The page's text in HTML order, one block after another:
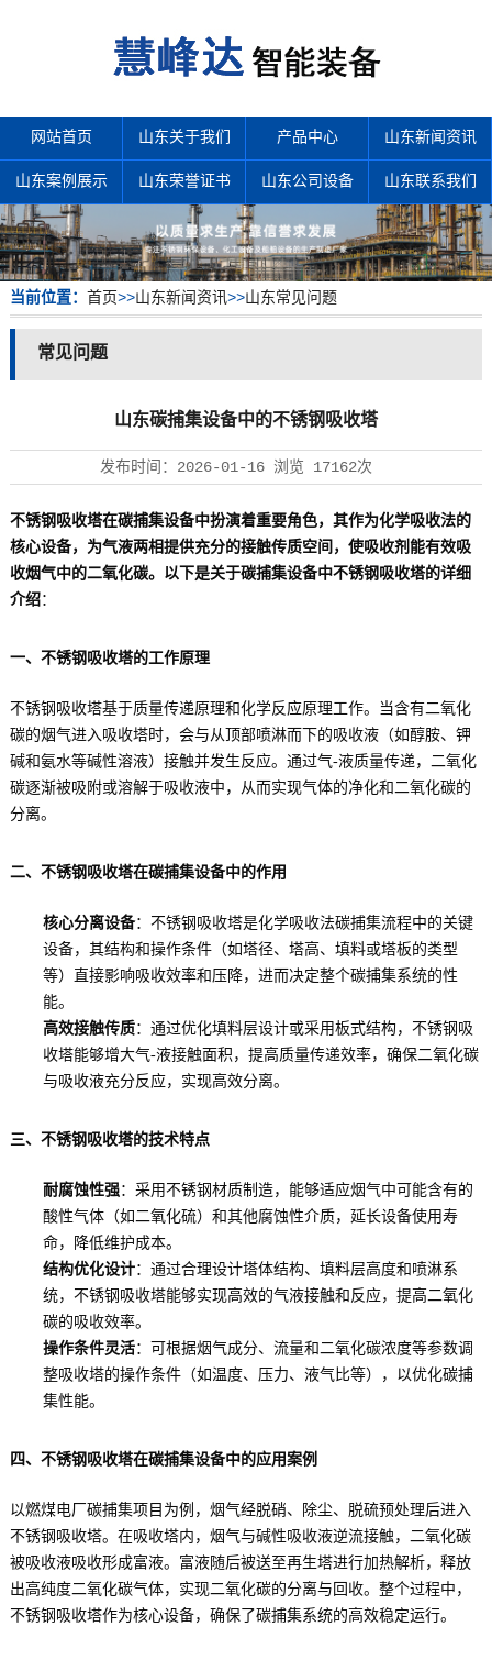
网站首页 山东关于我们 产品中心 山东新闻资讯
山东案例展示 山东荣誉证书 山东公司设备 山东联系我们
当前位置： 首页>>山东新闻资讯>>山东常见问题
常见问题
山东碳捕集设备中的不锈钢吸收塔
发布时间： 2026-01-16浏览 17162次
不锈钢吸收塔在碳捕集设备中扮演着重要角色，其作为化学吸收法的
核心设备，为气液两相提供充分的接触传质空间，使吸收剂能有效吸
收烟气中的二氧化碳。以下是关于碳捕集设备中不锈钢吸收塔的详细
介绍：
一、不锈钢吸收塔的工作原理
不锈钢吸收塔基于质量传递原理和化学反应原理工作。当含有二氧化
碳的烟气进入吸收塔时，会与从顶部喷淋而下的吸收液（如醇胺、钾
碱和氨水等碱性溶液）接触并发生反应。通过气-液质量传递，二氧化
碳逐渐被吸附或溶解于吸收液中，从而实现气体的净化和二氧化碳的
分离。
二、不锈钢吸收塔在碳捕集设备中的作用
核心分离设备：不锈钢吸收塔是化学吸收法碳捕集流程中的关键
设备，其结构和操作条件（如塔径、塔高、填料或塔板的类型
等）直接影响吸收效率和压降，进而决定整个碳捕集系统的性
能。
高效接触传质：通过优化填料层设计或采用板式结构，不锈钢吸
收塔能够增大气-液接触面积，提高质量传递效率，确保二氧化碳
与吸收液充分反应，实现高效分离。
三、不锈钢吸收塔的技术特点
耐腐蚀性强：采用不锈钢材质制造，能够适应烟气中可能含有的
酸性气体（如二氧化硫）和其他腐蚀性介质，延长设备使用寿
命，降低维护成本。
结构优化设计：通过合理设计塔体结构、填料层高度和喷淋系
统，不锈钢吸收塔能够实现高效的气液接触和反应，提高二氧化
碳的吸收效率。
操作条件灵活：可根据烟气成分、流量和二氧化碳浓度等参数调
整吸收塔的操作条件（如温度、压力、液气比等），以优化碳捕
集性能。
四、不锈钢吸收塔在碳捕集设备中的应用案例
以燃煤电厂碳捕集项目为例，烟气经脱硝、除尘、脱硫预处理后进入
不锈钢吸收塔。在吸收塔内，烟气与碱性吸收液逆流接触，二氧化碳
被吸收液吸收形成富液。富液随后被送至再生塔进行加热解析，释放
出高纯度二氧化碳气体，实现二氧化碳的分离与回收。整个过程中，
不锈钢吸收塔作为核心设备，确保了碳捕集系统的高效稳定运行。